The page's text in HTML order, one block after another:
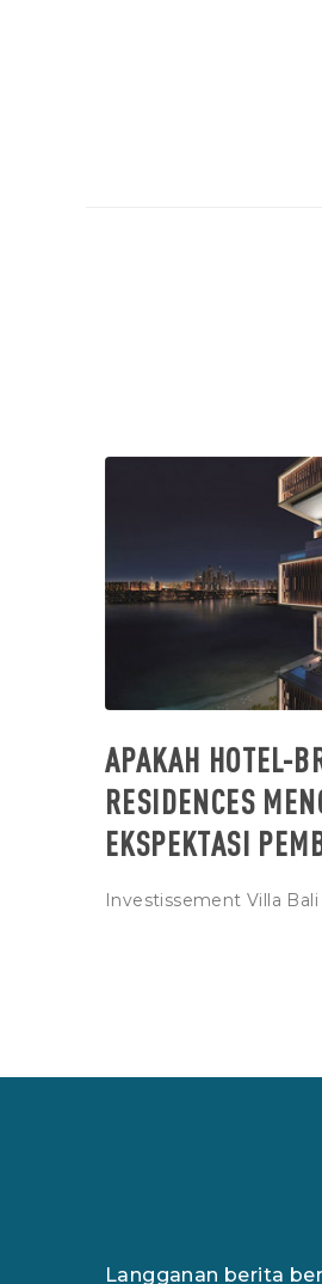
APAKAH HOTEL-
RESIDENCES
EKSPEKTASI
Investissement Villa Bali
Langganan berita